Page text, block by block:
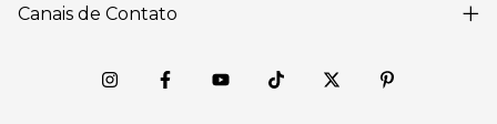
Canais de Contato